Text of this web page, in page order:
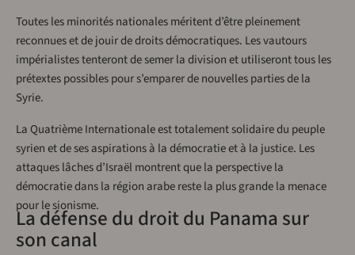
Toutes les minorités nationales méritent d’être pleinement
reconnues et de jouir de droits démocratiques. Les vautours
impérialistes tenteront de semer la division et utiliseront tous les
prétextes possibles pour s’emparer de nouvelles parties de la
Syrie.
La Quatrième Internationale est totalement solidaire du peuple
syrien et de ses aspirations à la démocratie et à la justice. Les
attaques lâches d’Israël montrent que la perspective la
démocratie dans la région arabe reste la plus grande la menace
pour le sionisme.
La défense du droit du Panama sur
son canal